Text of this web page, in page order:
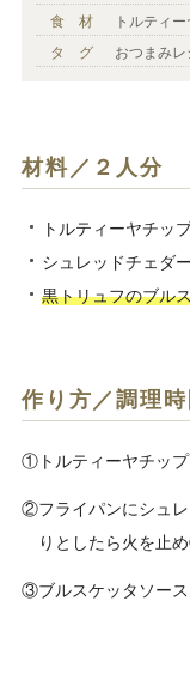
食 材
トルティ
タ グ
おつまみ
材料／２人分
トルティーヤチッ
シュレッドチェダ
黒トリュフのブル
作り方／調理
①トルティーヤチップ
②フライパンにシュレ
りとしたら火を止
③ブルスケッタソース